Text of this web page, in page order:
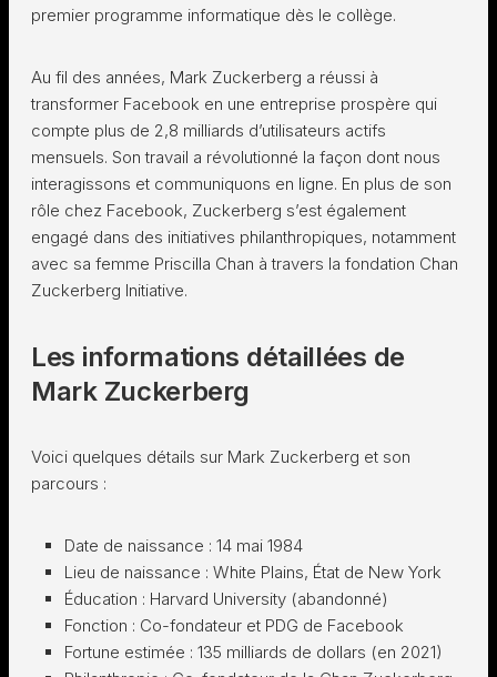
premier programme informatique dès le collège.
Au fil des années, Mark Zuckerberg a réussi à
transformer Facebook en une entreprise prospère qui
compte plus de 2,8 milliards d’utilisateurs actifs
mensuels. Son travail a révolutionné la façon dont nous
interagissons et communiquons en ligne. En plus de son
rôle chez Facebook, Zuckerberg s’est également
engagé dans des initiatives philanthropiques, notamment
avec sa femme Priscilla Chan à travers la fondation Chan
Zuckerberg Initiative.
Les informations détaillées de
Mark Zuckerberg
Voici quelques détails sur Mark Zuckerberg et son
parcours :
Date de naissance : 14 mai 1984
Lieu de naissance : White Plains, État de New York
Éducation : Harvard University (abandonné)
Fonction : Co-fondateur et PDG de Facebook
Fortune estimée : 135 milliards de dollars (en 2021)